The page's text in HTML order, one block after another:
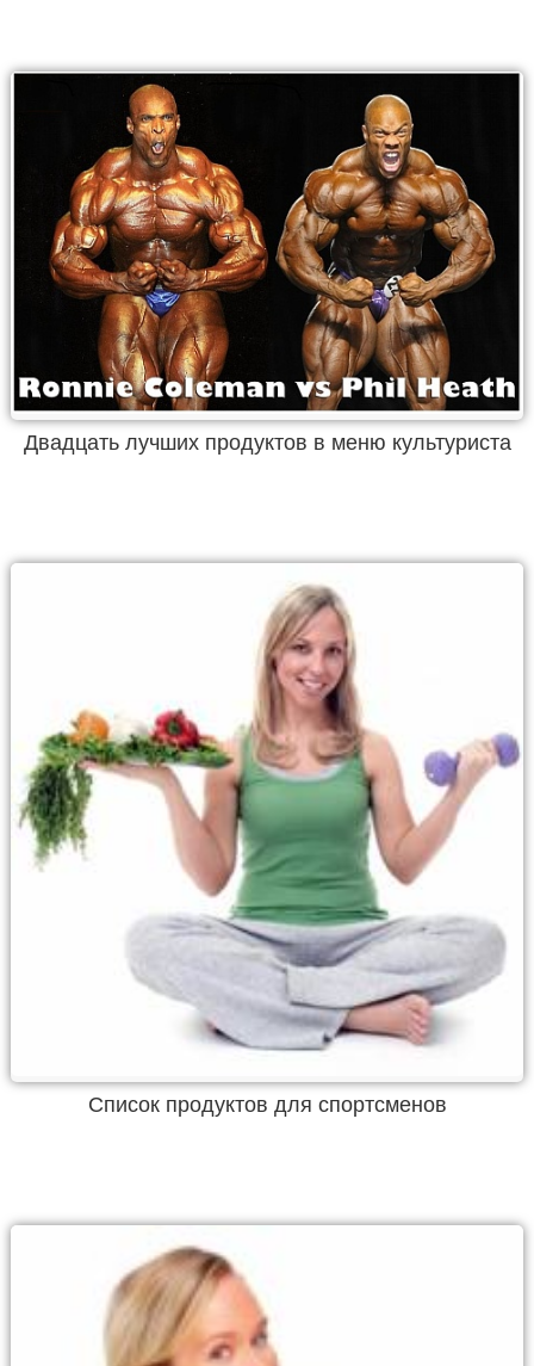
Двадцать лучших продуктов в меню культуриста
Список продуктов для спортсменов